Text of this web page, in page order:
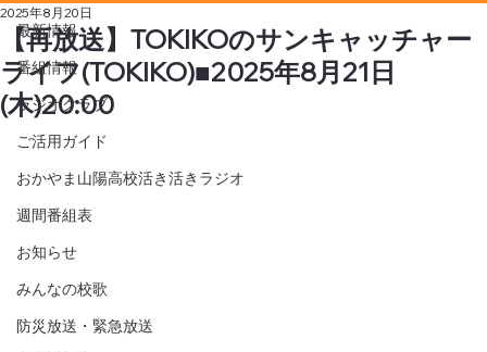
最新情報
番組情報
ラジオクラブ
ご活用ガイド
おかやま山陽高校活き活きラジオ
週間番組表
お知らせ
みんなの校歌
防災放送・緊急放送
【再放送】TOKIKOのサンキャッチャー
ライフ(TOKIKO)■2025年8月21日
(木)20:00
2025年8月20日